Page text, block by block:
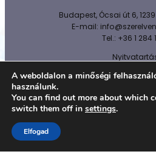
Budapest, Ócsai út 6,
E-mail:
Tel.: +36 1 284
Sz-V:
@ 2026 Minden jog fenntartva.
A weboldalon a minőségi
használunk.
You can find out more about which
switch them off in settings.
Elfogad